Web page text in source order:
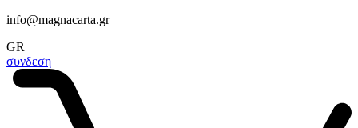
info@magnacarta.gr
GR
συνδεση